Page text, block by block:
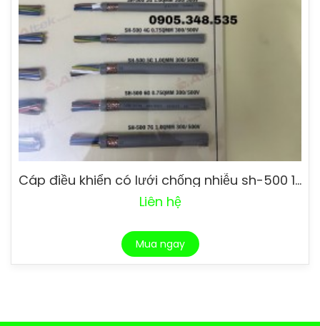
Cáp điều khiển có lưới chống nhiễu sh-500 10 sợi
Liên hệ
Mua ngay